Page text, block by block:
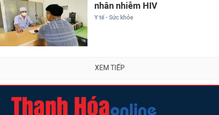
nhân nhiễm HIV
Y tế - Sức khỏe
XEM TIẾP